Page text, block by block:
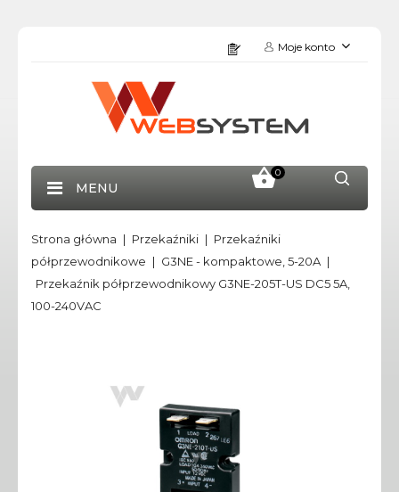
Moje konto
0
MENU
Strona główna Przekaźniki
Przekaźniki
półprzewodnikowe
G3NE - kompaktowe, 5-20A
Przekaźnik półprzewodnikowy G3NE-205T-US DC5 5A,
100-240VAC